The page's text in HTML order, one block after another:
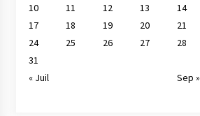
10
11 12 13 14
17
18 19 20 21
24
25 26 27 28
31
« Juil
Sep »